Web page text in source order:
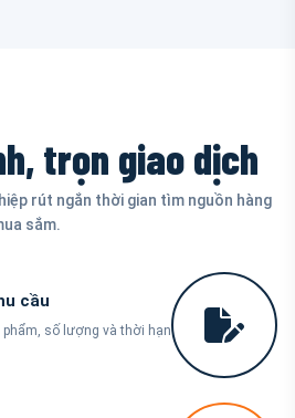
trọn giao dịch
rút ngắn thời gian tìm nguồn hàng
sắm.
cầu
phẩm, số lượng và thời hạn